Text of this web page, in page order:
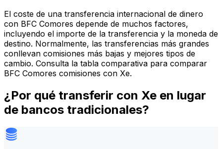
El coste de una transferencia internacional de dinero
con BFC Comores depende de muchos factores,
incluyendo el importe de la transferencia y la moneda de
destino. Normalmente, las transferencias más grandes
conllevan comisiones más bajas y mejores tipos de
cambio. Consulta la tabla comparativa para comparar
BFC Comores comisiones con Xe.
¿Por qué transferir con Xe en lugar
de bancos tradicionales?